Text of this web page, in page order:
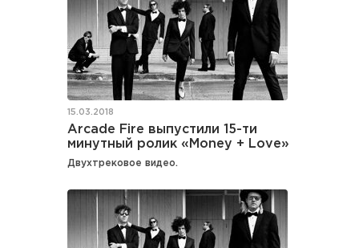
15.03.2018
Arcade Fire выпустили 15-ти
минутный ролик «Money + Love»
Двухтрековое видео.